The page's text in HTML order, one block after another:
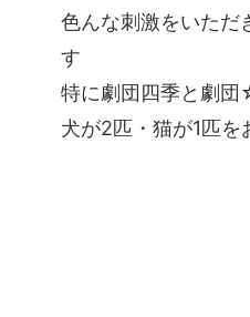
色んな刺激をいただ
す
特に劇団四季と劇
犬が2匹・猫が1匹を